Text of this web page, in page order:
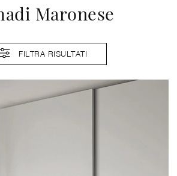
Maronese
FILTRA RISULTATI